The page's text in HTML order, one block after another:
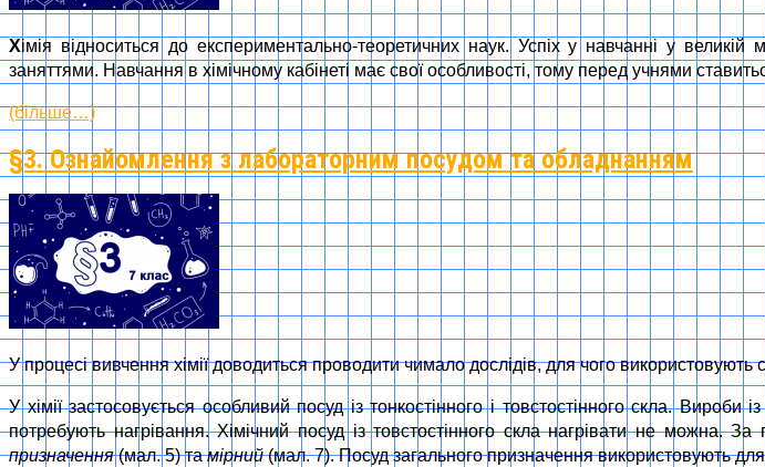
Хімія відноситься до експериментально-теоретичних наук. Успіх у навчанні у
заняттями. Навчання в хімічному кабінеті має свої особливості, тому перед учнями
(більше…)
§3. Ознайомлення з лабораторним посудом та обладнанням
У процесі вивчення хімії доводиться проводити чимало дослідів, для чого використовують
У хімії застосовується особливий посуд із тонкостінного і товстостінного скла. Вироби
потребують нагрівання. Хімічний посуд із товстостінного скла нагрівати не можна.
призначення(мал. 5) тамірний(мал. 7). Посуд загального призначення використовують для